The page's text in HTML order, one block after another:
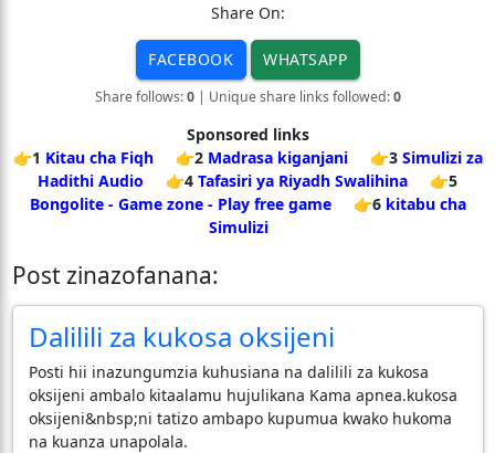
Share On:
FACEBOOK WHATSAPP
Share follows:0| Unique share links followed:0
Sponsored links
👉1 Kitau cha Fiqh 👉2 Madrasa kiganjani 👉3 Simulizi za
Hadithi Audio
👉4 Tafasiri ya Riyadh Swalihina
👉5
Bongolite - Game zone - Play free game
👉6 kitabu cha
Simulizi
Post zinazofanana:
Dalilili za kukosa oksijeni
Posti hii inazungumzia kuhusiana na dalilili za kukosa
oksijeni ambalo kitaalamu hujulikana Kama apnea.kukosa
oksijeni&nbsp;ni tatizo ambapo kupumua kwako hukoma
na kuanza unapolala.